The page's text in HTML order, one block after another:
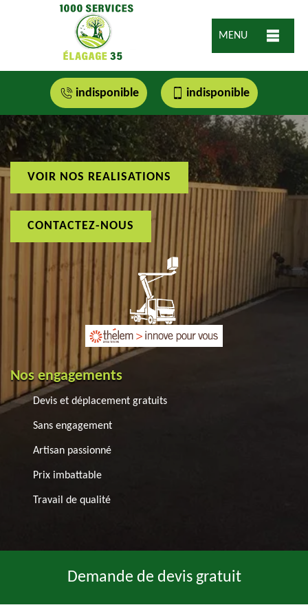
MENU
indisponible indisponible
VOIR NOS REALISATIONS
CONTACTEZ-NOUS
Nos engagements
Devis et déplacement gratuits
Sans engagement
Artisan passionné
Prix imbattable
Travail de qualité
Demande de devis gratuit